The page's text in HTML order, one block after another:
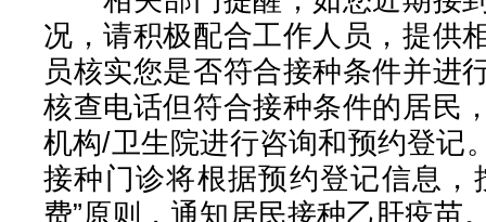
况，请积极配合工作人员，提供
员核实您是否符合接种条件并进
核查电话但符合接种条件的居民
机构/卫生院进行咨询和预约登记
接种门诊将根据预约登记信息，
费”原则，通知居民接种乙肝疫苗